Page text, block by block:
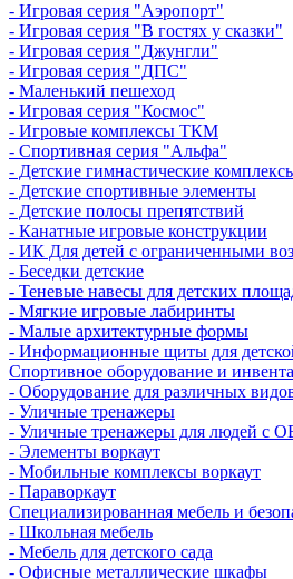
- Игровая серия "Аэропорт"
- Игровая серия "В гостях у сказки"
- Игровая серия "Джунгли"
- Игровая серия "ДПС"
- Маленький пешеход
- Игровая серия "Космос"
- Игровые комплексы ТКМ
- Спортивная серия "Альфа"
- Детские гимнастические
- Детские спортивные элементы
- Детские полосы препятствий
- Канатные игровые конструкции
- ИК Для детей с ограниченными
- Беседки детские
- Теневые навесы для детских
- Мягкие игровые лабиринты
- Малые архитектурные формы
- Информационные щиты для
Спортивное оборудование и
- Оборудование для различных
- Уличные тренажеры
- Уличные тренажеры для людей с
- Элементы воркаут
- Мобильные комплексы воркаут
- Параворкаут
Cпециализированная мебель и
- Школьная мебель
- Мебель для детского сада
- Офисные металлические шкафы